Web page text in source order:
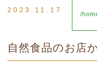
2023.11.17
/
自然食品のお店